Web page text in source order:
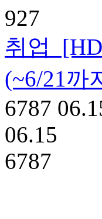
927
취업
(~6/21까
6787
06.15
6787